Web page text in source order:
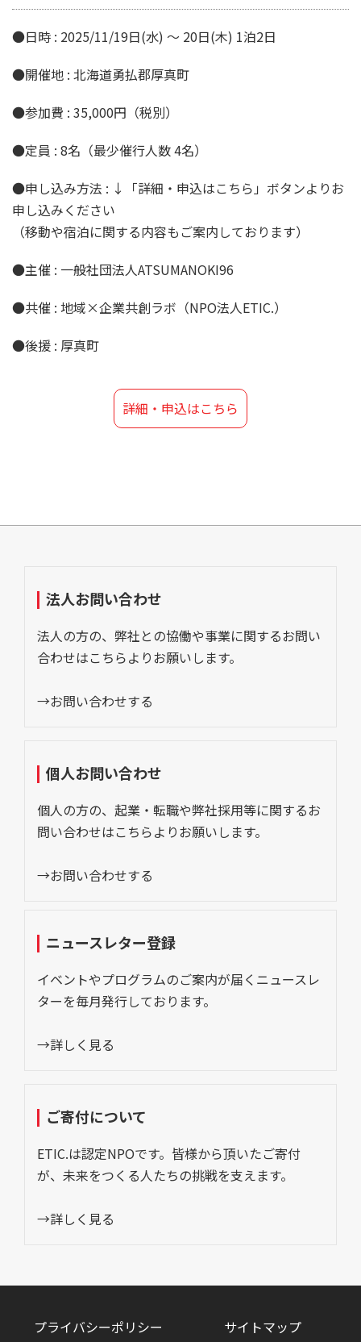
●日時 : 2025/11/19日(水) 〜 20日(木) 1泊2日
●開催地 : 北海道勇払郡厚真町
●参加費 : 35,000円（税別）
●定員 : 8名（最少催行人数 4名）
●申し込み方法 : ↓「詳細・申込はこちら」ボタンよりお
申し込みください
（移動や宿泊に関する内容もご案内しております）
●主催 : 一般社団法人ATSUMANOKI96
●共催 : 地域×企業共創ラボ（NPO法人ETIC.）
●後援 : 厚真町
詳細・申込はこちら
法人お問い合わせ
法人の方の、弊社との協働や事業に関するお問い
合わせはこちらよりお願いします。
→お問い合わせする
個人お問い合わせ
個人の方の、起業・転職や弊社採用等に関するお
問い合わせはこちらよりお願いします。
→お問い合わせする
ニュースレター登録
イベントやプログラムのご案内が届くニュースレ
ターを毎月発行しております。
→詳しく見る
ご寄付について
ETIC.は認定NPOです。皆様から頂いたご寄付
が、未来をつくる人たちの挑戦を支えます。
→詳しく見る
プライバシーポリシー サイトマップ